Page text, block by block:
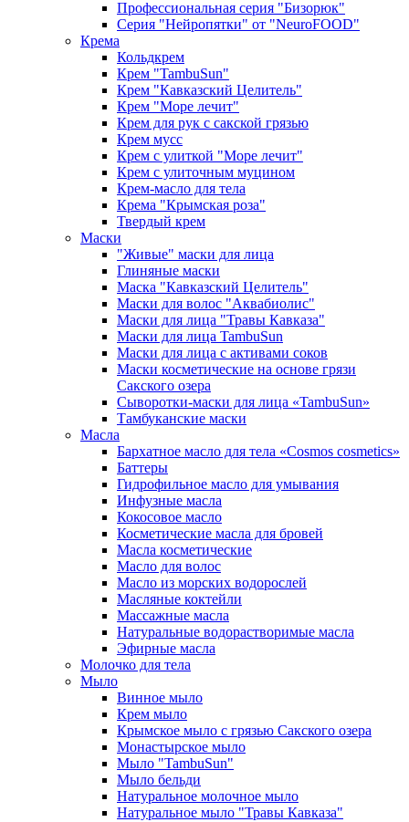
Профессиональная серия "Бизорюк"
Серия "Нейропятки" от "NeuroFOOD"
Крема
Кольдкрем
Крем "TambuSun"
Крем "Кавказский Целитель"
Крем "Море лечит"
Крем для рук с сакской грязью
Крем мусс
Крем с улиткой "Море лечит"
Крем с улиточным муцином
Крем-масло для тела
Крема "Крымская роза"
Твердый крем
Маски
"Живые" маски для лица
Глиняные маски
Маска "Кавказский Целитель"
Маски для волос "Аквабиолис"
Маски для лица "Травы Кавказа"
Маски для лица TambuSun
Маски для лица с активами соков
Маски косметические на основе грязи
Сакского озера
Сыворотки-маски для лица «TambuSun»
Тамбуканские маски
Масла
Бархатное масло для тела «Cosmos cosmetics»
Баттеры
Гидрофильное масло для умывания
Инфузные масла
Кокосовое масло
Косметические масла для бровей
Масла косметические
Масло для волос
Масло из морских водорослей
Масляные коктейли
Массажные масла
Натуральные водорастворимые масла
Эфирные масла
Молочко для тела
Мыло
Винное мыло
Крем мыло
Крымское мыло с грязью Сакского озера
Монастырское мыло
Мыло "TambuSun"
Мыло бельди
Натуральное молочное мыло
Натуральное мыло "Травы Кавказа"